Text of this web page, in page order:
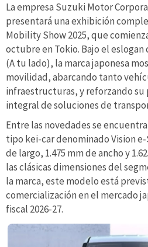
La empresa Suzuki Motor
presentará una exhibición
Mobility Show 2025, que
octubre en Tokio. Bajo el
(A tu lado), la marca japonesa
movilidad, abarcando tanto
infraestructuras, y reforzando
integral de soluciones de
Entre las novedades se
tipo kei-car denominado Vision
de largo, 1.475 mm de ancho y
las clásicas dimensiones del
la marca, este modelo está
comercialización en el mercado
fiscal 2026-27.